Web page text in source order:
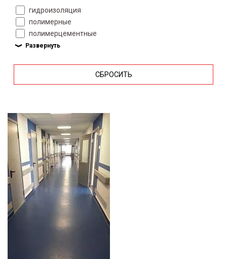
гидроизоляция
полимерные
полимерцементные
СБРОСИТЬ